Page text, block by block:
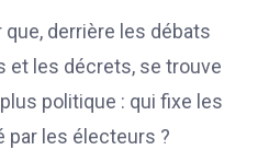
derrière les débats
et les décrets, se trouve
politique : qui fixe les
par les électeurs ?